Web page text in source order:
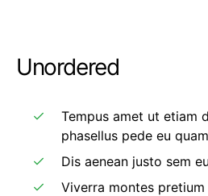
Unordered
Tempus amet ut etiam
phasellus pede eu
Dis aenean justo sem
Viverra montes pretium